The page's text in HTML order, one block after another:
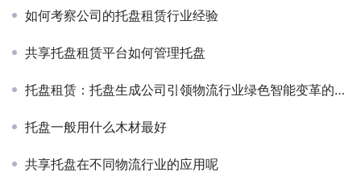
如何考察公司的托盘租赁行业经验
共享托盘租赁平台如何管理托盘
托盘租赁：托盘生成公司引领物流行业绿色智能变革的新纪元
托盘一般用什么木材最好
共享托盘在不同物流行业的应用呢